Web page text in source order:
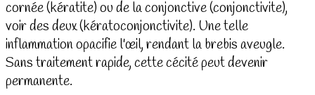
cornée (kératite) ou de la conjonctive (conjonctivite),
voir des deux (kératoconjonctivite). Une telle
inflammation opacifie l'œil, rendant la brebis aveugle.
Sans traitement rapide, cette cécité peut devenir
permanente.